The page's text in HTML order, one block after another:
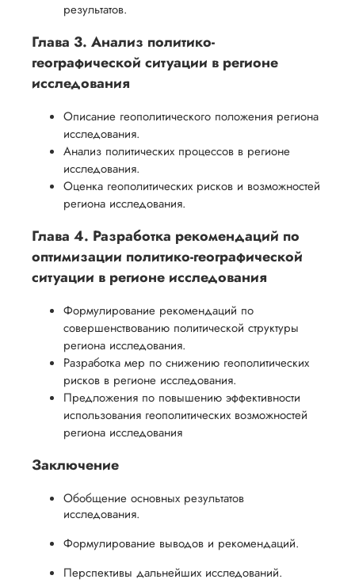
результатов.
Глава 3. Анализ политико-
географической ситуации в регионе
исследования
Описание геополитического положения региона
исследования.
Анализ политических процессов в регионе
исследования.
Оценка геополитических рисков и возможностей
региона исследования.
Глава 4. Разработка рекомендаций по
оптимизации политико-географической
ситуации в регионе исследования
Формулирование рекомендаций по
совершенствованию политической структуры
региона исследования.
Разработка мер по снижению геополитических
рисков в регионе исследования.
Предложения по повышению эффективности
использования геополитических возможностей
региона исследования
Заключение
Обобщение основных результатов
исследования.
Формулирование выводов и рекомендаций.
Перспективы дальнейших исследований.